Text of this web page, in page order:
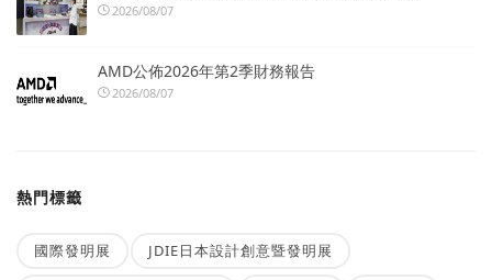
2026/08/07
AMD公佈2026年第2季財務報告
2026/08/07
熱門標籤
國際發明展 JDIE日本設計創意暨發明展